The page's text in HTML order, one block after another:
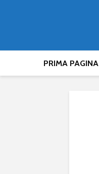
PRIMA PAGINA